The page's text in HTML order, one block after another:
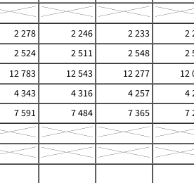
2 278 2 246 2 233 2
2 524 2 511 2 548 2
12 783 12 543 12 277 12
4 343 4 316 4 257 4
7 591 7 484 7 365 7